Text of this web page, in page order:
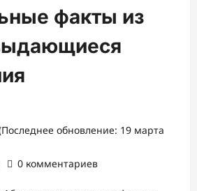
факты из
обновление: 19 марта
0 комментариев